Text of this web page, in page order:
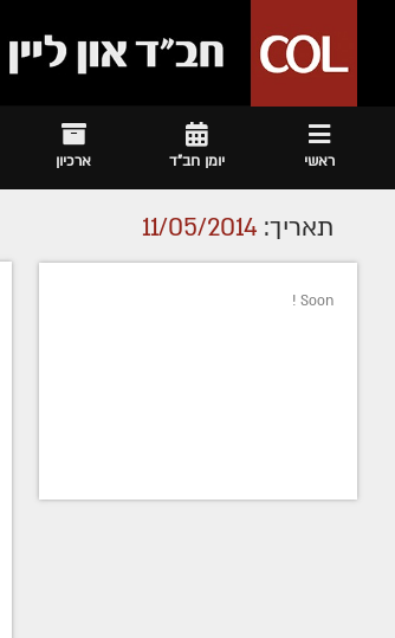
ראשי יומן חב"ד ארכיון
תאריך: 11/05/2014
Soon !